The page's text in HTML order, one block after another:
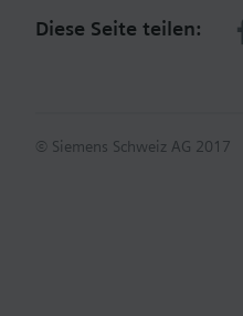
Diese Seite teilen:
© Siemens Schweiz AG 2017